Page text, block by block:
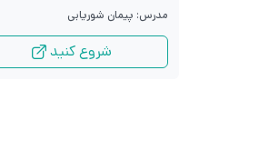
مدرس: پیمان شوریابی
شروع کنید